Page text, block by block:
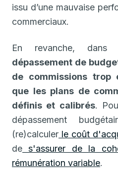
issu d’une mauvaise
commerciaux.
En revanche,
dépassement de
de commissions trop
que les plans de
définis et calibrés.
dépassement
(re)calculer le coût
de s'assurer de la
rémunération variable.